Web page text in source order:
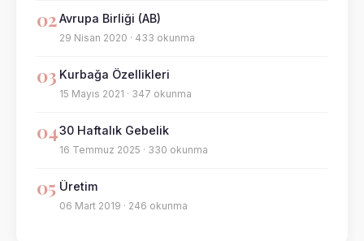
02Avrupa Birliği (AB)
29 Nisan 2020 · 433 okunma
03 Kurbağa Özellikleri
15 Mayıs 2021 · 347 okunma
0430 Haftalık Gebelik
16 Temmuz 2025 · 330 okunma
05 Üretim
06 Mart 2019 · 246 okunma